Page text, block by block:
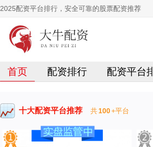
2025配资平台排行，安全可靠的股票配资推荐
首页 配资排行 配资平台
十大配资平台推荐 共100+平台